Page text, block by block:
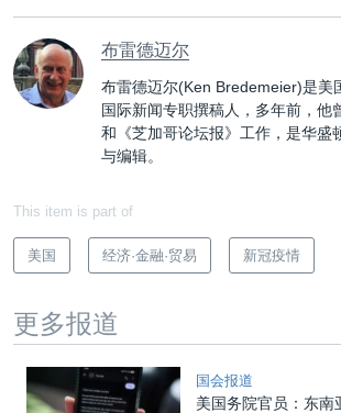
布雷德迈尔
布雷德迈尔(Ken Bredemeier)是美
国际新闻专职撰稿人，多年前，他
和《芝加哥论坛报》工作，是华盛
与编辑。
This item is part of
美国 经济·金融·贸易 新冠疫情
更多报道
国会报道
美国务院官员：东南